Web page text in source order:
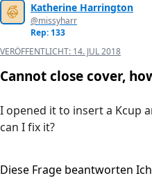
Katherine Harrington
@missyharr
Rep: 133
VERÖFFENTLICHT: 14. JUL 2018
Cannot close cover,
I opened it to insert a Kcup
can I fix it?
Diese Frage beantworten